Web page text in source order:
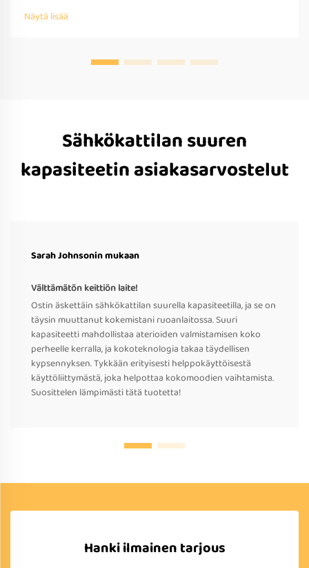
kansainvälinen yhteensopivuus. Pyydä tarjous jo tänään.
Näytä lisää
Sähkökattilan suuren
kapasiteetin asiakasarvostelut
Sarah Johnsonin mukaan
Välttämätön keittiön laite!
Ostin äskettäin sähkökattilan suurella kapasiteetilla, ja se on
täysin muuttanut kokemistani ruoanlaitossa. Suuri
kapasiteetti mahdollistaa aterioiden valmistamisen koko
perheelle kerralla, ja kokoteknologia takaa täydellisen
kypsennyksen. Tykkään erityisesti helppokäyttöisestä
käyttöliittymästä, joka helpottaa kokomoodien vaihtamista.
Suosittelen lämpimästi tätä tuotetta!
Hanki ilmainen tarjous